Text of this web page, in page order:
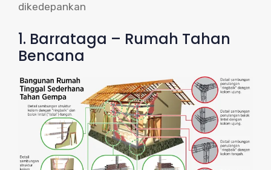
dikedepankan
1. Barrataga – Rumah Tahan
Bencana